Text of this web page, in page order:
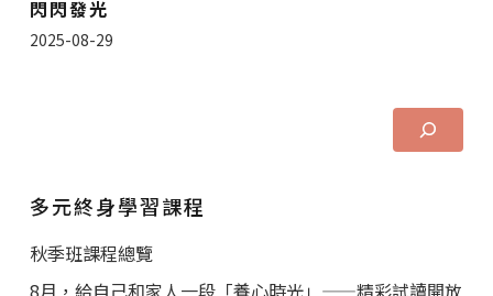
閃閃發光
2025-08-29
多元終身學習課程
秋季班課程總覽
8月，給自己和家人一段「養心時光」——精彩試讀開放